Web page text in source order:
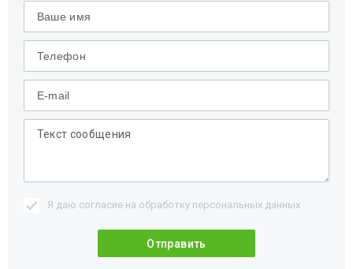
Я даю согласие на обработку персональных данных